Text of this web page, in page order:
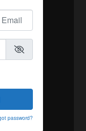
password?